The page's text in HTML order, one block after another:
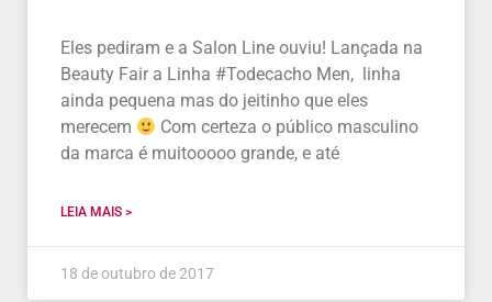
Eles pediram e a Salon Line ouviu! Lançada na
Beauty Fair a Linha #Todecacho Men, linha
ainda pequena mas do jeitinho que eles
merecem
Com certeza o público masculino
da marca é muitooooo grande, e até
LEIA MAIS >
18 de outubro de 2017